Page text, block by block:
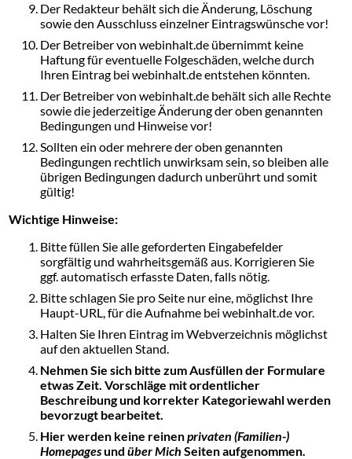
Der Redakteur behält sich die Änderung, Löschung
sowie den Ausschluss einzelner Eintragswünsche vor!
Der Betreiber von webinhalt.de übernimmt keine
Haftung für eventuelle Folgeschäden, welche durch
Ihren Eintrag bei webinhalt.de entstehen könnten.
Der Betreiber von webinhalt.de behält sich alle Rechte
sowie die jederzeitige Änderung der oben genannten
Bedingungen und Hinweise vor!
Sollten ein oder mehrere der oben genannten
Bedingungen rechtlich unwirksam sein, so bleiben alle
übrigen Bedingungen dadurch unberührt und somit
gültig!
Wichtige Hinweise:
Bitte füllen Sie alle geforderten Eingabefelder
sorgfältig und wahrheitsgemäß aus. Korrigieren Sie
ggf. automatisch erfasste Daten, falls nötig.
Bitte schlagen Sie pro Seite nur eine, möglichst Ihre
Haupt-URL, für die Aufnahme bei webinhalt.de vor.
Halten Sie Ihren Eintrag im Webverzeichnis möglichst
auf den aktuellen Stand.
Nehmen Sie sich bitte zum Ausfüllen der Formulare
etwas Zeit. Vorschläge mit ordentlicher
Beschreibung und korrekter Kategoriewahl werden
bevorzugt bearbeitet.
Hier werden keine reinenprivaten (Familien-)
Homepagesund über Mich Seiten aufgenommen.